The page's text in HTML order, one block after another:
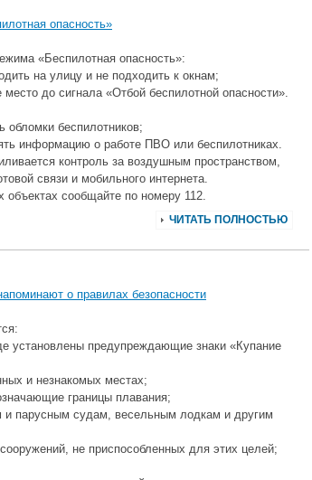
опасность»
«Беспилотная опасность»:
на улицу и не подходить к окнам;
место до сигнала «Отбой беспилотной опасности».
обломки беспилотников;
информацию о работе ПВО или беспилотниках.
контроль за воздушным пространством,
связи и мобильного интернета.
объектах сообщайте по номеру 112.
ЧИТАТЬ ПОЛНОСТЬЮ
о правилах безопасности
установлены предупреждающие знаки «Купание
и незнакомых местах;
границы плавания;
и парусным судам, весельным лодкам и другим
не приспособленных для этих целей;